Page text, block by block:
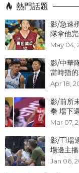
熱門話題
影/急速
隊拿他
May 04,
影/中華
當時指
Apr 18,
影/前所
拳 場下
Mar 07,
影/T1場
場邊主
Jan 06,